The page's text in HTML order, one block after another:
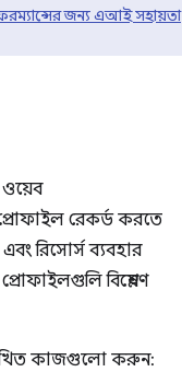
জন্য এআই সহায়তা
রেকর্ড করতে
রিসোর্স ব্যবহার
বিশ্লেষণ
কাজগুলো করুন: